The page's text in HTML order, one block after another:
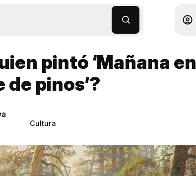
pintó ‘Mañana en
pinos’?
Cultura